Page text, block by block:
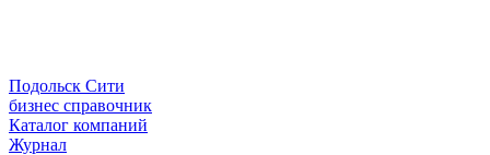
Подольск Сити
бизнес справочник
Каталог компаний
Журнал